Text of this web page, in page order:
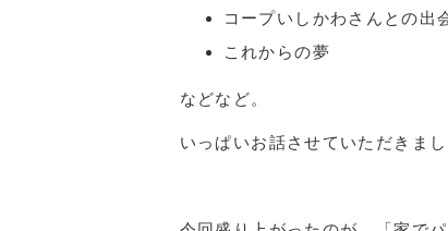
コープいしかわさんとの出
これからの夢
などなど。
いっぱいお話させていただきまし